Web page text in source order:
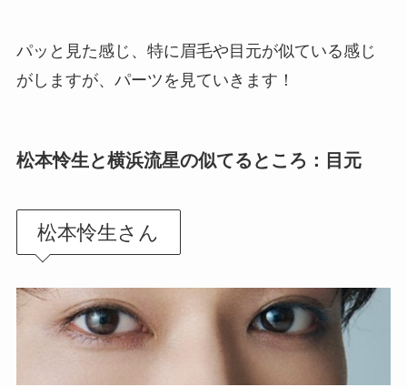
パッと見た感じ、特に眉毛や目元が似ている感じ
がしますが、パーツを見ていきます！
松本怜生と横浜流星の似てるところ：目元
松本怜生さん